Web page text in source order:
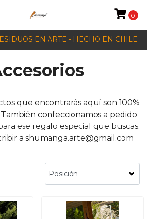
EN ARTE - HECHO EN CHILE
0
que encontrarás aquí son 100%
confeccionamos a pedido
ese regalo especial que buscas.
a shumanga.arte@gmail.com